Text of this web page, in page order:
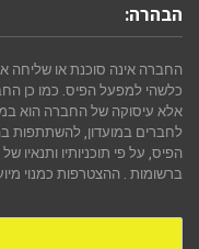
הבהרה:
החברה אינה סוכנת או שליחה
כלשהי למפעל הפיס. כמו כן
אלא עיסוקה של החברה הוא
הפיס, על פי תוכניותיו
ברשומות . ההצטרפות כמנוי מיועדת לבני 18+ . הזכיות